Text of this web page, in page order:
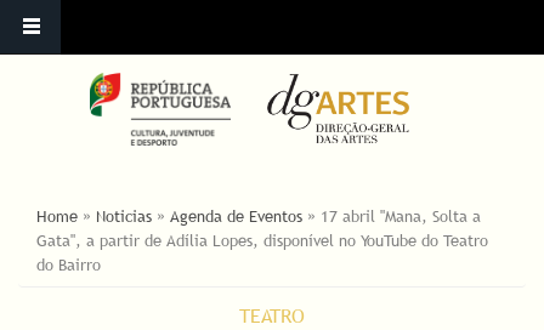
ESTÁ AQUI
Home » Noticias » Agenda de Eventos » 17 abril "Mana, Solta a
Gata", a partir de Adília Lopes, disponível no YouTube do Teatro
do Bairro
TEATRO